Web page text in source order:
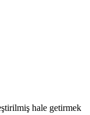
hale getirmek